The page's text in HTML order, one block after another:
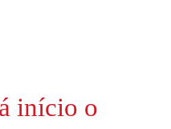
início o